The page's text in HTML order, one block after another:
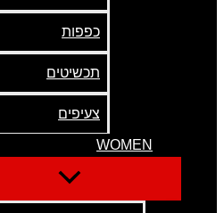
כפפות
תכשיטים
צעיפים
WOMEN